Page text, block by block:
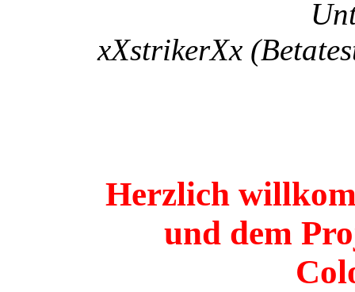
xXstrikerXx
Herzlich
und dem